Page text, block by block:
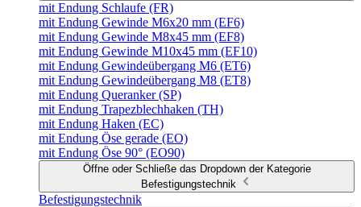
mit Endung Schlaufe (FR)
mit Endung Gewinde M6x20 mm (EF6)
mit Endung Gewinde M8x45 mm (EF8)
mit Endung Gewinde M10x45 mm (EF10)
mit Endung Gewindeübergang M6 (ET6)
mit Endung Gewindeübergang M8 (ET8)
mit Endung Queranker (SP)
mit Endung Trapezblechhaken (TH)
mit Endung Haken (EC)
mit Endung Öse gerade (EO)
mit Endung Öse 90° (EO90)
Öffne oder Schließe das Dropdown der Kategorie
Befestigungstechnik
Befestigungstechnik